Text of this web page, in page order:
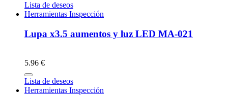
Lista de deseos
Herramientas Inspección
Lupa x3.5 aumentos y luz LED MA-021
5.96 €
Lista de deseos
Herramientas Inspección